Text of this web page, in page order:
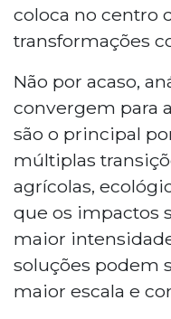
coloca no centro
transformações
Não por acaso,
convergem para
são o principal
múltiplas
agrícolas,
que os impactos
maior
soluções podem
maior escala e